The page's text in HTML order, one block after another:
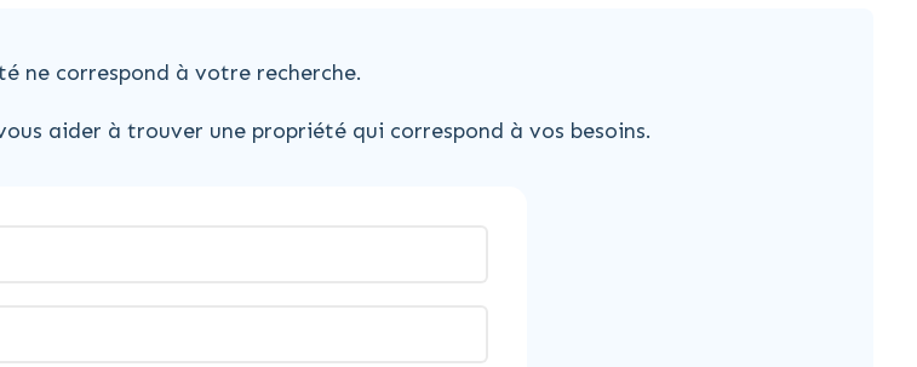
ne correspond à votre recherche.
aider à trouver une propriété qui correspond à vos besoins.